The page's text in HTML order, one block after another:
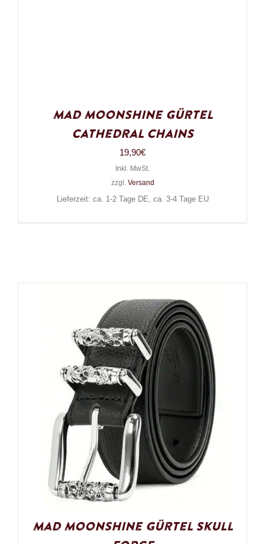
Mad Moonshine Gürtel
Cathedral Chains
19,90€
Inkl. MwSt.
zzgl. Versand
Lieferzeit: ca. 1-2 Tage DE, ca. 3-4 Tage EU
Mad Moonshine Gürtel Skull